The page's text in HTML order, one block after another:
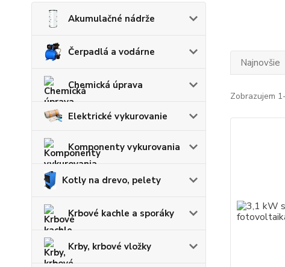
Akumulačné nádrže
Čerpadlá a vodárne
Chemická úprava
Elektrické vykurovanie
Komponenty vykurovania
Kotly na drevo, pelety
Krbové kachle a sporáky
Krby, krbové vložky
Najnovšie
Zobrazujem